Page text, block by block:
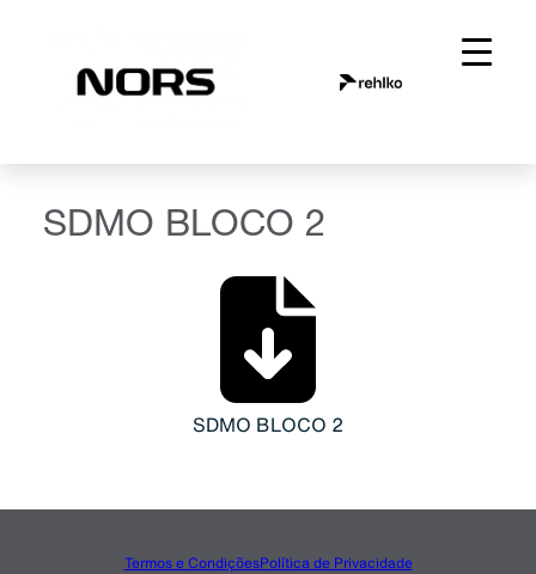
conteúdo
SDMO BLOCO 2
SDMO BLOCO 2
Termos e CondiçõesPolítica de Privacidade